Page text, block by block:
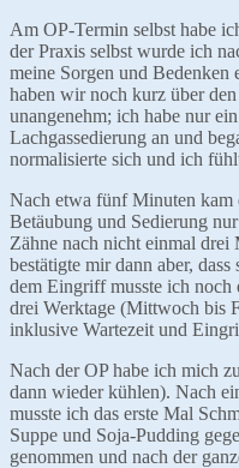
Am OP-Termin selbst habe
der Praxis selbst wurde ich
meine Sorgen und
haben wir noch kurz über
unangenehm; ich habe nur
Lachgassedierung an und
normalisierte sich und ich
Nach etwa fünf Minuten kam
Betäubung und Sedierung
Zähne nach nicht einmal drei
bestätigte mir dann aber,
dem Eingriff musste ich
drei Werktage (Mittwoch bis
inklusive Wartezeit und
Nach der OP habe ich mich
dann wieder kühlen). Nach
musste ich das erste Mal
Suppe und Soja-Pudding
genommen und nach der